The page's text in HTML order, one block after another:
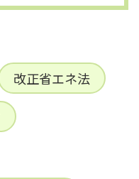
改正省エネ法